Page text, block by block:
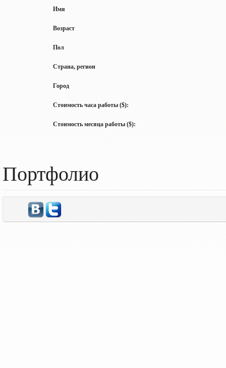
Имя
Возраст
Пол
Страна, регион
Город
Стоимость часа работы ($):
Стоимость месяца работы ($):
Портфолио